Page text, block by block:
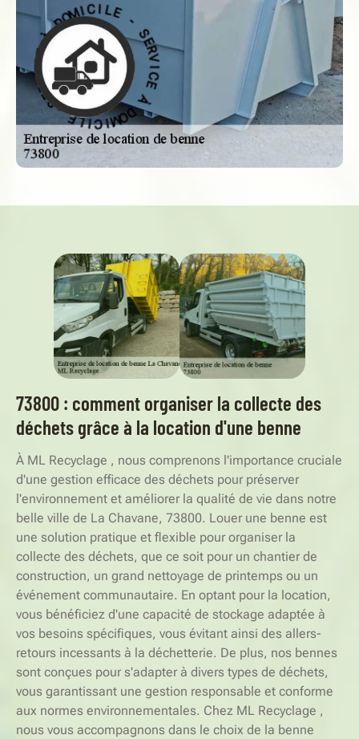
S
E
R
V
I
C
E
À
D
O
M
I
C
ILE - SE R
VI
C
E
À
D
O
M
I
C
I
L
E
-
73800 : comment organiser la collecte des
déchets grâce à la location d'une benne
À ML Recyclage , nous comprenons l'importance cruciale
d'une gestion efficace des déchets pour préserver
l'environnement et améliorer la qualité de vie dans notre
belle ville de La Chavane, 73800. Louer une benne est
une solution pratique et flexible pour organiser la
collecte des déchets, que ce soit pour un chantier de
construction, un grand nettoyage de printemps ou un
événement communautaire. En optant pour la location,
vous bénéficiez d'une capacité de stockage adaptée à
vos besoins spécifiques, vous évitant ainsi des allers-
retours incessants à la déchetterie. De plus, nos bennes
sont conçues pour s'adapter à divers types de déchets,
vous garantissant une gestion responsable et conforme
aux normes environnementales. Chez ML Recyclage ,
nous vous accompagnons dans le choix de la benne